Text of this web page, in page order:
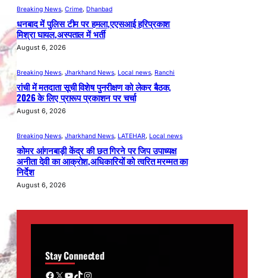
Breaking News, Crime, Dhanbad
धनबाद में पुलिस टीम पर हमला,एएसआई हरिप्रकाश
मिश्रा घायल,अस्पताल में भर्ती
August 6, 2026
Breaking News, Jharkhand News, Local news, Ranchi
रांची में मतदाता सूची विशेष पुनरीक्षण को लेकर बैठक,
2026 के लिए प्रारूप प्रकाशन पर चर्चा
August 6, 2026
Breaking News, Jharkhand News, LATEHAR, Local news
कोमर आंगनबाड़ी केंद्र की छत गिरने पर जिप उपाध्यक्ष
अनीता देवी का आक्रोश,अधिकारियों को त्वरित मरम्मत का
निर्देश
August 6, 2026
Stay Connected
Facebook X YouTube TikTok Instagram